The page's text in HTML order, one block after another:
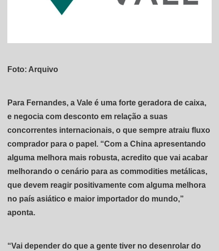
Foto: Arquivo
Para Fernandes, a Vale é uma forte geradora de caixa,
e negocia com desconto em relação a suas
concorrentes internacionais, o que sempre atraiu fluxo
comprador para o papel. “Com a China apresentando
alguma melhora mais robusta, acredito que vai acabar
melhorando o cenário para as commodities metálicas,
que devem reagir positivamente com alguma melhora
no país asiático e maior importador do mundo,”
aponta.
“Vai depender do que a gente tiver no desenrolar do